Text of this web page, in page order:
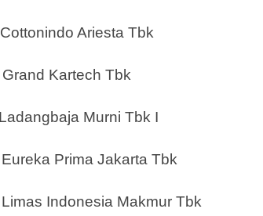
Ariesta Tbk
Kartech Tbk
Murni Tbk I
Prima Jakarta Tbk
Indonesia Makmur Tbk